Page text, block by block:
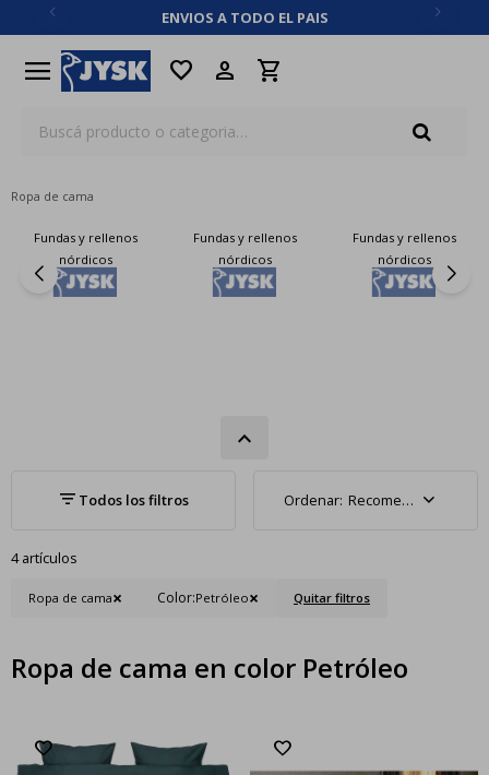
ENVIOS A TODO EL PAIS
menu favorite
Ropa de cama
Fundas y rellenos
nórdicos
Fundas y rellenos
nórdicos
Fundas y rellenos
nórdicos
Recomendados
4 artículos
Ropa de cama Color:Petróleo Quitar filtros
Ropa de cama en color Petróleo
close